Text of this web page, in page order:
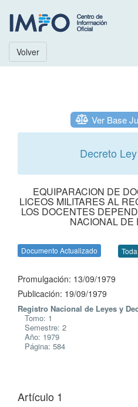
Volver
Ver Base
Decreto Ley
EQUIPARACION DE
LICEOS MILITARES AL
LOS DOCENTES
NACIONAL DE
Documento Actualizado
Promulgación: 13/09/1979
Publicación: 19/09/1979
Registro Nacional de Leyes y
Tomo: 1
Semestre: 2
Año: 1979
Página: 584
Artículo 1